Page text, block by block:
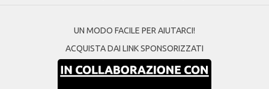
UN MODO FACILE PER AIUTARCI!
ACQUISTA DAI LINK SPONSORIZZATI